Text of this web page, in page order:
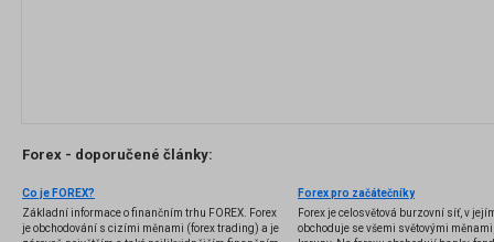
Forex - doporučené články:
Co je FOREX?
Základní informace o finančním trhu FOREX. Forex
je obchodování s cizími měnami (forex trading) a je
Forex pro začátečníky
Forex je celosvětová burzovní síť, v
obchoduje se všemi světovými